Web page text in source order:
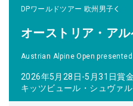
DPワールドツアー 欧州男子
オーストリア・ア
Austrian Alpine Open
2026年5月28日-5月31日賞
キッツビュール・シュヴァ